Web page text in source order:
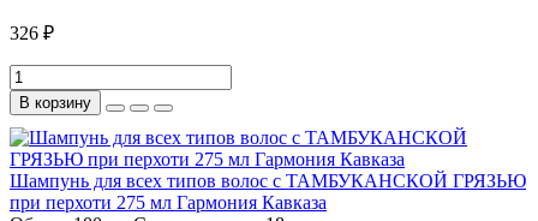
326 ₽
В корзину
Шампунь для всех типов волос с ТАМБУКАНСКОЙ ГРЯЗЬЮ
при перхоти 275 мл Гармония Кавказа